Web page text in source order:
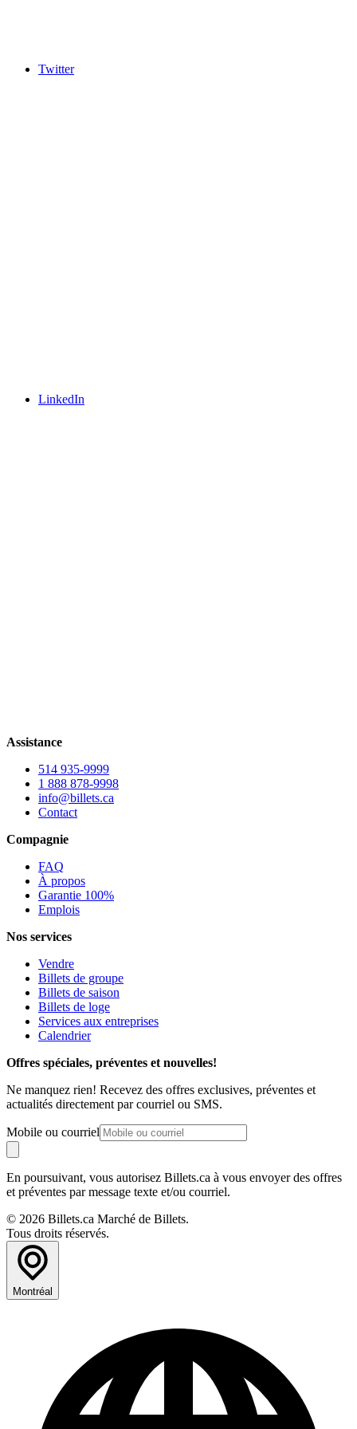
Twitter
LinkedIn
Assistance
514 935-9999
1 888 878-9998
info@billets.ca
Contact
Compagnie
FAQ
À propos
Garantie 100%
Emplois
Nos services
Vendre
Billets de groupe
Billets de saison
Billets de loge
Services aux entreprises
Calendrier
Offres spéciales, préventes et nouvelles!
Ne manquez rien! Recevez des offres exclusives, préventes et
actualités directement par courriel ou SMS.
Mobile ou courriel
En poursuivant, vous autorisez Billets.ca à vous envoyer des offres
et préventes par message texte et/ou courriel.
© 2026 Billets.ca Marché de Billets.
Tous droits réservés.
Montréal